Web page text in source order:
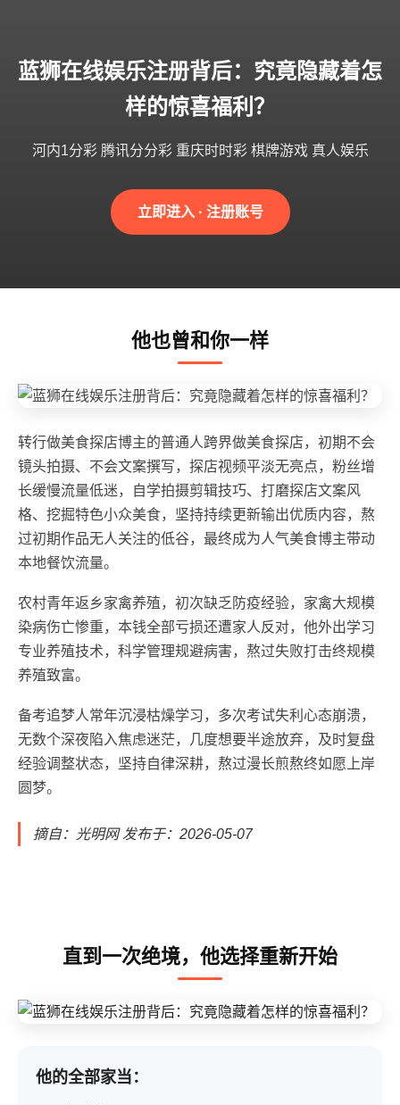
蓝狮在线娱乐注册背后：究竟隐藏着怎
样的惊喜福利？
河内1分彩 腾讯分分彩 重庆时时彩 棋牌游戏 真人娱乐
立即进入 · 注册账号
他也曾和你一样
转行做美食探店博主的普通人跨界做美食探店，初期不会
镜头拍摄、不会文案撰写，探店视频平淡无亮点，粉丝增
长缓慢流量低迷，自学拍摄剪辑技巧、打磨探店文案风
格、挖掘特色小众美食，坚持持续更新输出优质内容，熬
过初期作品无人关注的低谷，最终成为人气美食博主带动
本地餐饮流量。
农村青年返乡家禽养殖，初次缺乏防疫经验，家禽大规模
染病伤亡惨重，本钱全部亏损还遭家人反对，他外出学习
专业养殖技术，科学管理规避病害，熬过失败打击终规模
养殖致富。
备考追梦人常年沉浸枯燥学习，多次考试失利心态崩溃，
无数个深夜陷入焦虑迷茫，几度想要半途放弃，及时复盘
经验调整状态，坚持自律深耕，熬过漫长煎熬终如愿上岸
圆梦。
摘自：光明网 发布于：2026-05-07
直到一次绝境，他选择重新开始
他的全部家当：